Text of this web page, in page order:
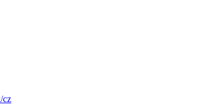
cz